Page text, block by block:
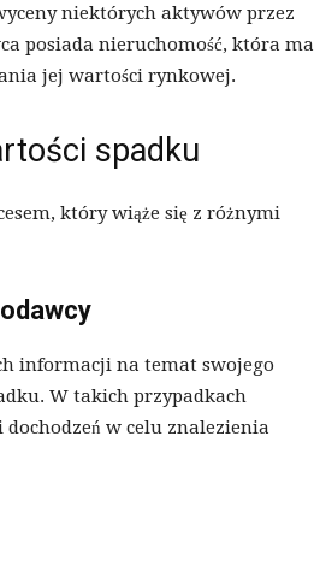
niektórych aktywów przez
posiada nieruchomość, która ma
jej wartości rynkowej.
spadku
który wiąże się z różnymi
informacji na temat swojego
W takich przypadkach
w celu znalezienia